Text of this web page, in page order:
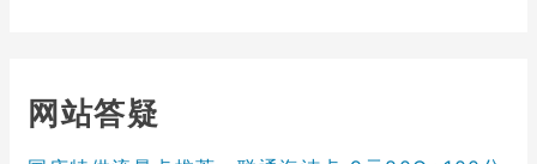
网站答疑